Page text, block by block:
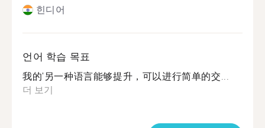
힌디어
언어 학습 목표
我的'另一种语言能够提升，可以进行简单的交...
더 보기